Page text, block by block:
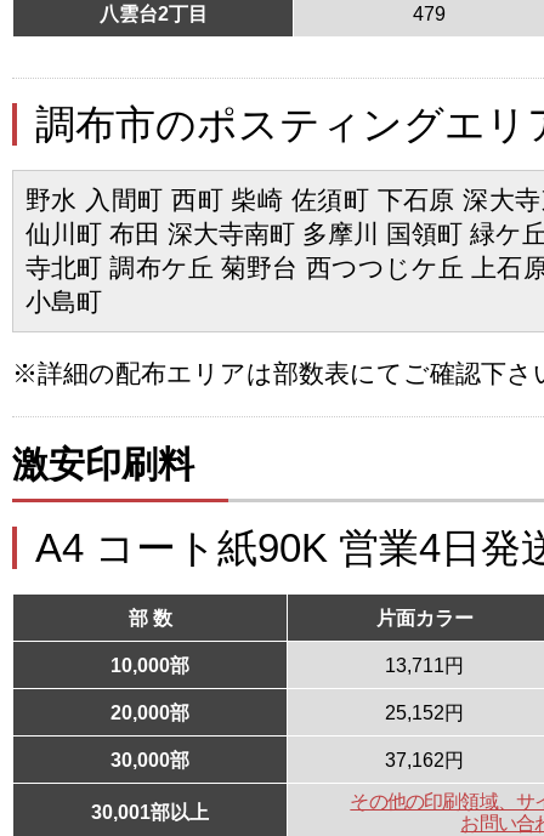
八雲台2丁目 479
調布市のポスティングエリ
野水 入間町 西町 柴崎 佐須町 下石原 深大
仙川町 布田 深大寺南町 多摩川 国領町 緑ケ
寺北町 調布ケ丘 菊野台 西つつじケ丘 上石
小島町
※詳細の配布エリアは部数表にてご確認下さ
激安印刷料
A4 コート紙90K 営業4日発
部 数 片面カラー
10,000部 13,711円
20,000部 25,152円
30,000部 37,162円
30,001部以上
その他の印刷領域、サ
お問い合